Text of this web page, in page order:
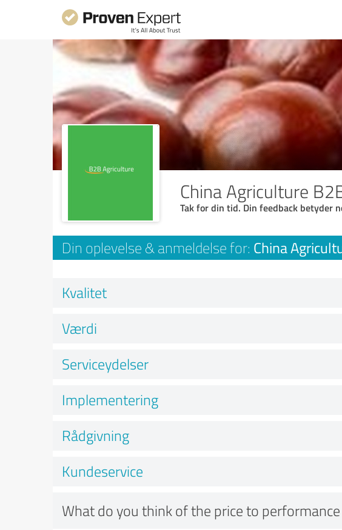
China Agriculture
Tak for din tid. Din feedback betyder
Din oplevelse & anmeldelse for: China
Kvalitet
Værdi
Serviceydelser
Implementering
Rådgivning
Kundeservice
What do you think of the price to